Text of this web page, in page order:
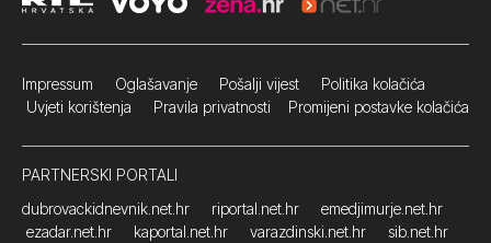
Impressum Oglašavanje Pošalji vijest Politika kolačića
Uvjeti korištenja Pravila privatnosti Promijeni postavke kolačića
PARTNERSKI PORTALI
dubrovackidnevnik.net.hr
riportal.net.hr
emedjimurje.net.hr
ezadar.net.hr
kaportal.net.hr varazdinski.net.hr sib.net.hr